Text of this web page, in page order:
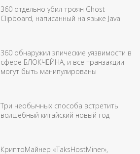
360 отдельно убил троян Ghost
Clipboard, написанный на языке Java
360 обнаружил эпические уязвимости в
сфере БЛОКЧЕЙНА, и все транзакции
могут быть манипулированы
Три необычных способа встретить
волшебный китайский новый год
КриптоМайнер «TaksHostMiner»,